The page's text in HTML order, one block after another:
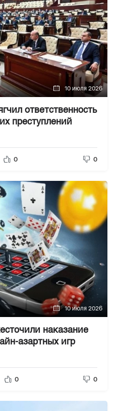
10 июля 2026
ответственность
преступлений
0 0
10 июля 2026
наказание
азартных игр
0 0